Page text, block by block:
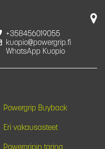
+358456019055
kuopio@powergrip.fi
WhatsApp Kuopio
Powergrip Buyback
Eri vakausasteet
Powergripin tarina